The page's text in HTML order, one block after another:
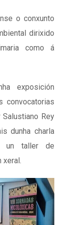
o conxunto
dirixido
como á
exposición
convocatorias
Rey
dunha charla
un taller de
xeral.